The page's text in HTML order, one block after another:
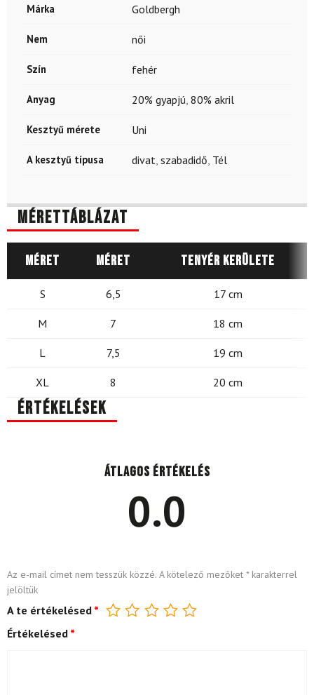
Márka Goldbergh
Nem női
Szín fehér
Anyag 20% gyapjú 80% akril
Kesztyű mérete Uni
A kesztyű típusa divat szabadidő Tél
Mérettáblázat
Méret Méret Tenyér kerülete
S 6,5 17 cm
M 7 18 cm
L 7,5 19 cm
XL 8 20 cm
Értékelések
Átlagos értékelés
0.0
Az e-mail címet nem tesszük közzé. A kötelező mezőket *karakterrel
jelöltük
A te értékelésed *
Értékelésed *